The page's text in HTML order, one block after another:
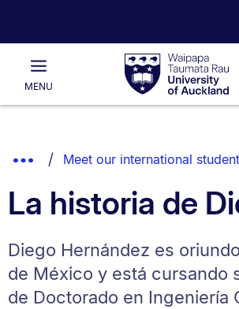
Waipapa
Taumata
RauUniversity
of
Main
MENU
List.
Show
Breadcrumbs.
Meet our international
La historia de
Diego Hernández es
de México y está cursando
de Doctorado en Ingeniería